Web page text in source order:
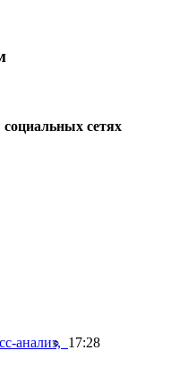
сетях
анализ, 17:28